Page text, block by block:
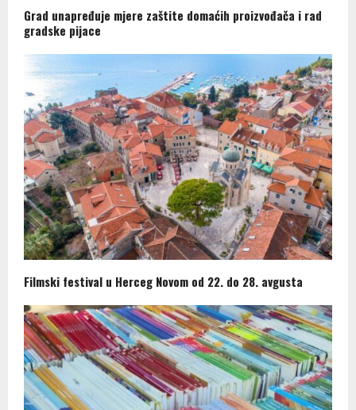
Grad unapređuje mjere zaštite domaćih proizvođača i rad
gradske pijace
Filmski festival u Herceg Novom od 22. do 28. avgusta